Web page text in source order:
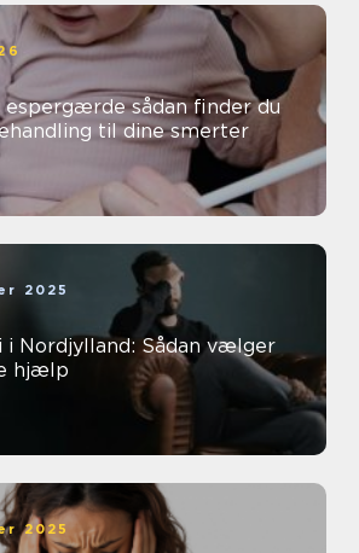
sådan finder du
til dine smerter
2025
i Nordjylland: Sådan vælger
hjælp
2025